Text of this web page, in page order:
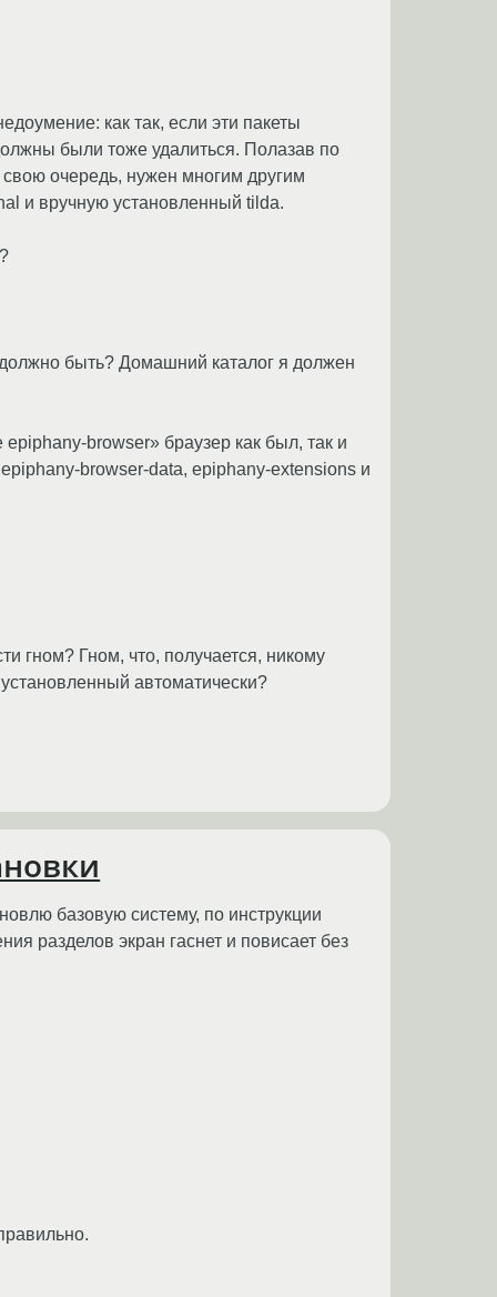
как так, если эти пакеты
были тоже удалиться. Полазав по
очередь, нужен многим другим
и вручную установленный tilda.
быть? Домашний каталог я должен
browser» браузер как был, так и
browser-data, epiphany-extensions и
гном? Гном, что, получается, никому
автоматически?
базовую систему, по инструкции
разделов экран гаснет и повисает без